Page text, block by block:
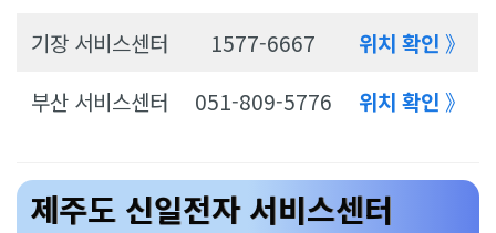
기장 서비스센터
1577-6667 위치 확인 》
부산 서비스센터
051-809-5776 위치 확인 》
제주도 신일전자 서비스센터